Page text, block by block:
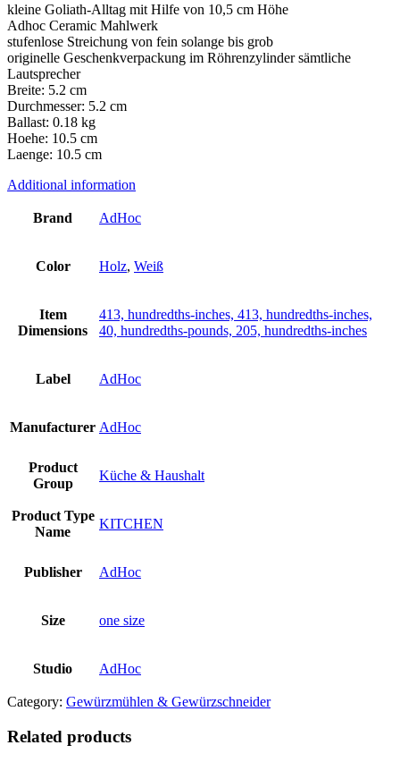
kleine Goliath-Alltag mit Hilfe von 10,5 cm Höhe
Adhoc Ceramic Mahlwerk
stufenlose Streichung von fein solange bis grob
originelle Geschenkverpackung im Röhrenzylinder sämtliche
Lautsprecher
Breite: 5.2 cm
Durchmesser: 5.2 cm
Ballast: 0.18 kg
Hoehe: 10.5 cm
Laenge: 10.5 cm
Additional information
Brand AdHoc
Color Holz, Weiß
Item
Dimensions
413, hundredths-inches, 413, hundredths-inches,
40, hundredths-pounds, 205, hundredths-inches
Label AdHoc
Manufacturer AdHoc
Product
Group
Küche & Haushalt
Product Type
Name
KITCHEN
Publisher AdHoc
Size one size
Studio AdHoc
Category: Gewürzmühlen & Gewürzschneider
Related products